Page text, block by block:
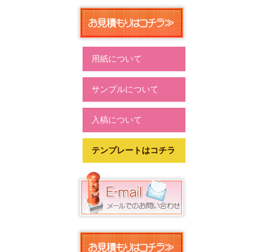
用紙について
サンプルについて
入稿について
テンプレートはコチラ